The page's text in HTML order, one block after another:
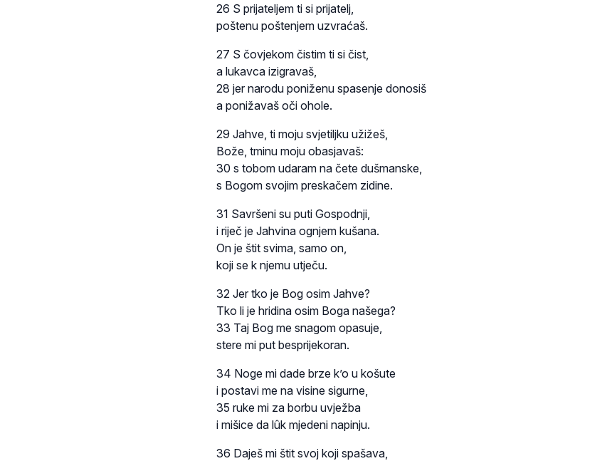
26 S prijateljem ti si prijatelj,
poštenu poštenjem uzvraćaš.
27 S čovjekom čistim ti si čist,
a lukavca izigravaš,
28 jer narodu poniženu spasenje donosiš
a ponižavaš oči ohole.
29 Jahve, ti moju svjetiljku užižeš,
Bože, tminu moju obasjavaš:
30 s tobom udaram na čete dušmanske,
s Bogom svojim preskačem zidine.
31 Savršeni su puti Gospodnji,
i riječ je Jahvina ognjem kušana.
On je štit svima, samo on,
koji se k njemu utječu.
32 Jer tko je Bog osim Jahve?
Tko li je hridina osim Boga našega?
33 Taj Bog me snagom opasuje,
stere mi put besprijekoran.
34 Noge mi dade brze k’o u košute
i postavi me na visine sigurne,
35 ruke mi za borbu uvježba
i mišice da lûk mjedeni napinju.
36 Daješ mi štit svoj koji spašava,